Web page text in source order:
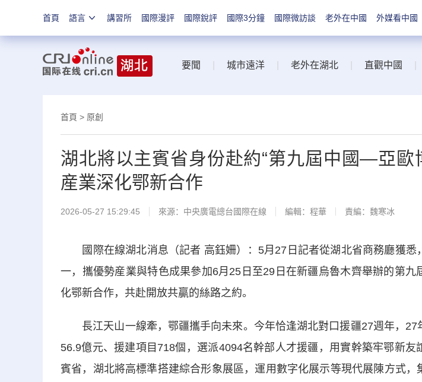
首頁 語言 講習所 國際漫評 國際銳評 國際3分鐘 國際微訪談 老外在中國 外媒看中國
要聞 城市遠洋 老外在湖北 直觀中國
首頁 > 原創
湖北將以主賓省身份赴約“第九屆中國—亞歐
産業深化鄂新合作
2026-05-27 15:29:45 來源：中央廣電總台國際在線 編輯：程華 責編：魏寒冰
國際在線湖北消息（記者 高鈺姍）：5月27日記者從湖北省商務廳獲悉
一，攜優勢産業與特色成果參加6月25日至29日在新疆烏魯木齊舉辦的第
化鄂新合作，共赴開放共贏的絲路之約。
長江天山一線牽，鄂疆攜手向未來。今年恰逢湖北對口援疆27週年，27
56.9億元、援建項目718個，選派4094名幹部人才援疆，用實幹築牢鄂新友
賓省，湖北將高標準搭建綜合形象展區，運用數字化展示等現代展陳方式，